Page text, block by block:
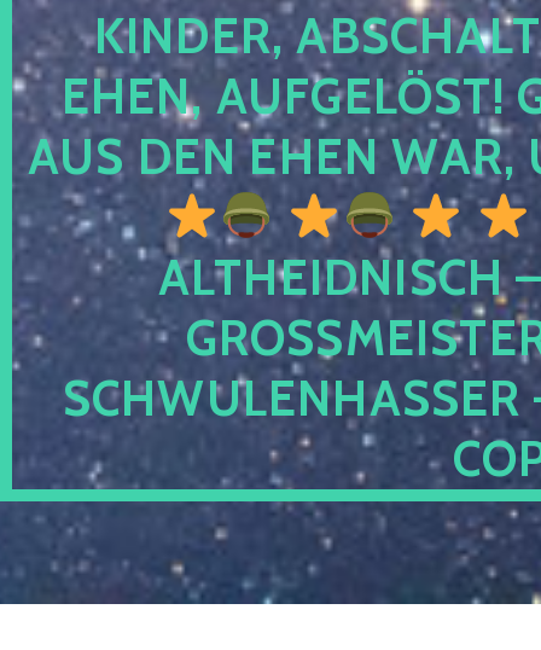
NDER,
EN, AUFGELÖST!
S DEN EHEN WAR,
ALTHEIDNISCH
CHWULENHASSER